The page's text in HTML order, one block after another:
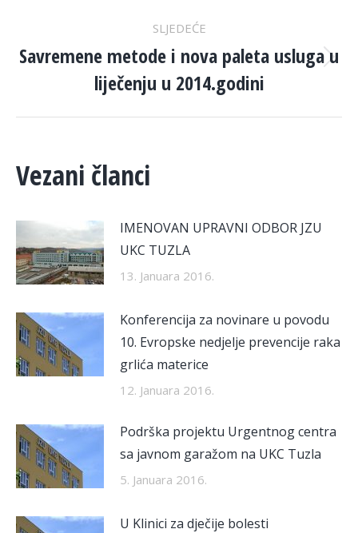
SLJEDEĆE
Next
post:
Savremene metode i nova paleta usluga u
liječenju u 2014.godini
Vezani članci
IMENOVAN UPRAVNI ODBOR JZU
UKC TUZLA
13. Januara 2016.
Konferencija za novinare u povodu
10. Evropske nedjelje prevencije raka
grlića materice
12. Januara 2016.
Podrška projektu Urgentnog centra
sa javnom garažom na UKC Tuzla
5. Januara 2016.
U Klinici za dječije bolesti